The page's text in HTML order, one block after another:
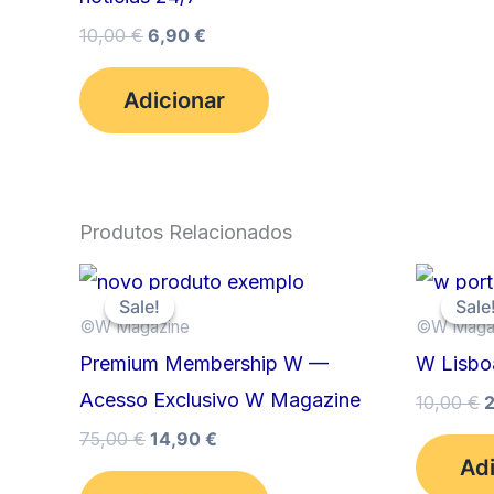
10,00€ O
era:
6,90 €
é:
6,90 €.
Adicionar
Produtos Relacionados
Sale!
Sale!
©️W Magazine
Premium Membership W —
Acesso Exclusivo W Magazine
75,00€ O
14,90 €
atual
Sale!
Sale!
©️W
W
10,00€